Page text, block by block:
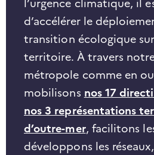
d’accélérer le
transition écologique
territoire. À travers
métropole comme en
mobilisons nos 17
nos 3 représentations
d’outre-mer, facilitons
développons les